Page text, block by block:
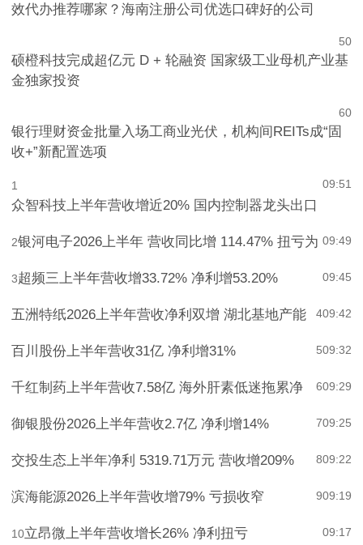
效代办推荐哪家？海南注册公司优选口碑好的公司
0
5
硕橙科技完成超亿元 D + 轮融资 国家级工业母机产业基
金独家投资
0
6
银行理财资金批量入场工商业光伏，机构间REITs成“固
收+”新配置选项
09:51
1
众智科技上半年营收增近20% 国内控制器龙头出口
09:49
2银河电子2026上半年 营收同比增 114.47% 扭亏为
09:45
3超频三上半年营收增33.72% 净利增53.20%
09:42
4
五洲特纸2026上半年营收净利双增 湖北基地产能
09:32
5
百川股份上半年营收31亿 净利增31%
09:29
6
千红制药上半年营收7.58亿 海外肝素低迷拖累净
09:25
7
御银股份2026上半年营收2.7亿 净利增14%
09:22
8
交投生态上半年净利 5319.71万元 营收增209%
09:19
9
滨海能源2026上半年营收增79% 亏损收窄
09:17
10立昂微上半年营收增长26% 净利扭亏